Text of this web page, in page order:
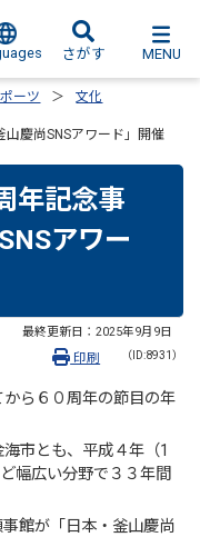
さがす MENU
ーツ
文化
山慶尚SNSアワード」開催
年記念事
アワー
最終更新日： 2025年9月9日
（ID:8931）
印刷
ら６０周年の節目の年
市とも、平成４年（1
幅広い分野で３３年間
館が「日本・釜山慶尚